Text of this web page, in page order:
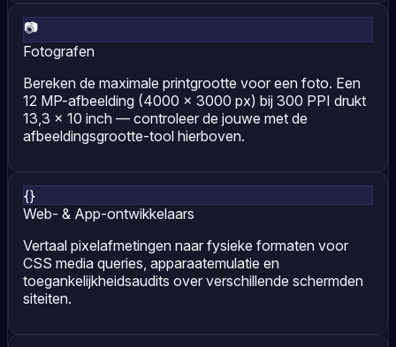
📷
Fotografen
Bereken de maximale printgrootte voor een foto. Een
12 MP-afbeelding (4000 × 3000 px) bij 300 PPI drukt
13,3 × 10 inch — controleer de jouwe met de
afbeeldingsgrootte-tool hierboven.
{}
Web- & App-ontwikkelaars
Vertaal pixelafmetingen naar fysieke formaten voor
CSS media queries, apparaatemulatie en
toegankelijkheidsaudits over verschillende schermden
siteiten.